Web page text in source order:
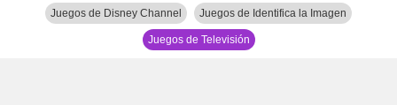
Juegos de Disney Channel Juegos de Identifica la Imagen
Juegos de Televisión